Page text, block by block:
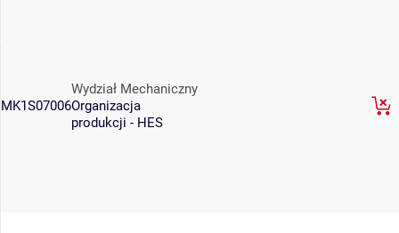
MK1S07006
Wydział Mechaniczny
Organizacja
produkcji - HES